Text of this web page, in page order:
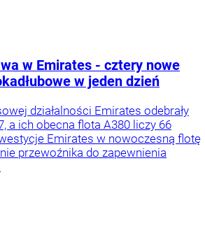
w Emirates - cztery nowe
w jeden dzień
działalności Emirates odebrały
a ich obecna flota A380 liczy 66
Emirates w nowoczesną flotę
przewoźnika do zapewnienia